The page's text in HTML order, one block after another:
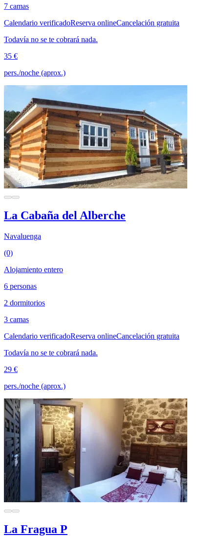
7 camas
Calendario verificadoReserva onlineCancelación gratuita
Todavía no se te cobrará nada.
35 €
pers./noche (aprox.)
La Cabaña del Alberche
Navaluenga
(0)
Alojamiento entero
6 personas
2 dormitorios
3 camas
Calendario verificadoReserva onlineCancelación gratuita
Todavía no se te cobrará nada.
29 €
pers./noche (aprox.)
La Fragua P